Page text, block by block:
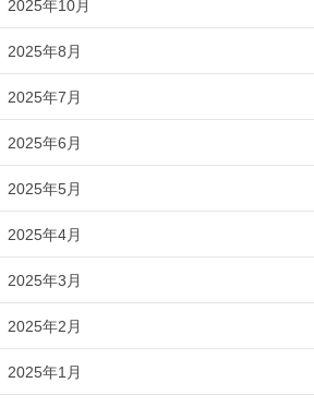
2025年10月
2025年8月
2025年7月
2025年6月
2025年5月
2025年4月
2025年3月
2025年2月
2025年1月